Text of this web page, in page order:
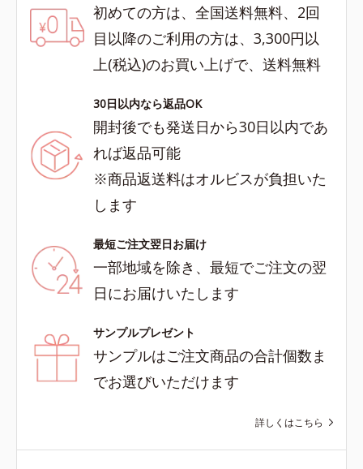
初めての方は、全国送料無料、2回
目以降のご利用の方は、3,300円以
上(税込)のお買い上げで、送料無料
30日以内なら返品OK
開封後でも発送日から30日以内であ
れば返品可能
※商品返送料はオルビスが負担いた
します
最短ご注文翌日お届け
一部地域を除き、最短でご注文の翌
日にお届けいたします
サンプルプレゼント
サンプルはご注文商品の合計個数ま
でお選びいただけます
詳しくはこちら